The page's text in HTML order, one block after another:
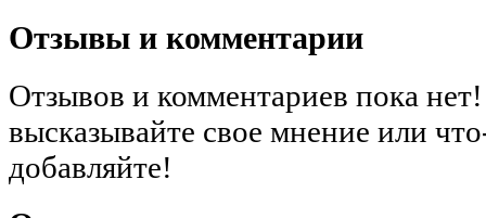
Отзывы и комментарии
Отзывов и комментариев пока
высказывайте свое мнение или
добавляйте!